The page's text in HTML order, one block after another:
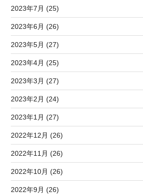
2023年7月 (25)
2023年6月 (26)
2023年5月 (27)
2023年4月 (25)
2023年3月 (27)
2023年2月 (24)
2023年1月 (27)
2022年12月 (26)
2022年11月 (26)
2022年10月 (26)
2022年9月 (26)